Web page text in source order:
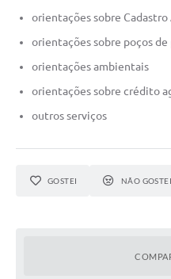
orientações sobre
orientações sobre poços de
orientações ambientais
orientações sobre crédito
outros serviços
GOSTEI NÃO GOSTEI